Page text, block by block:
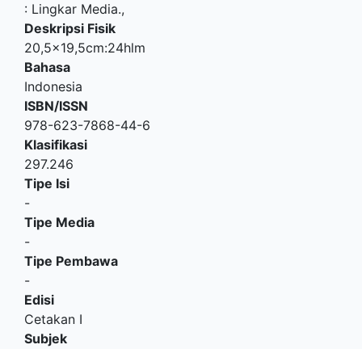
: Lingkar Media.,
Deskripsi Fisik
20,5x19,5cm:24hlm
Bahasa
Indonesia
ISBN/ISSN
978-623-7868-44-6
Klasifikasi
297.246
Tipe Isi
-
Tipe Media
-
Tipe Pembawa
-
Edisi
Cetakan I
Subjek